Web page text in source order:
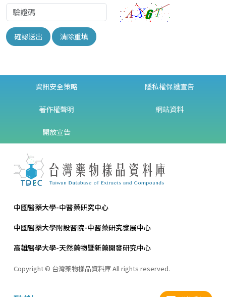
資訊安全策略 隱私權保護宣告
著作權聲明 網站資料
開放宣告
中國醫藥大學-中醫藥研究中心
中國醫藥大學附設醫院-中醫藥研究發展中心
高雄醫學大學-天然藥物暨新藥開發研究中心
Copyright © 台灣藥物樣品資料庫 All rights reserved.